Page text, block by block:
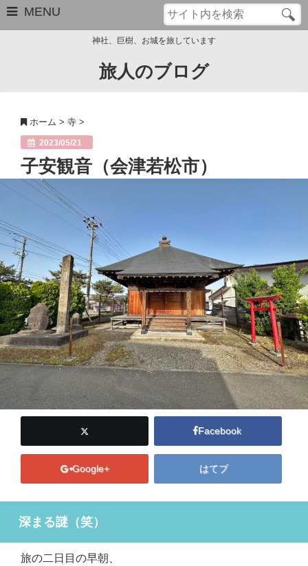
MENU
サイトマップ
管理人のプロフィール
神社、巨樹、お城を旅しています
旅人のブログ
ホーム > 寺 >
2023/05/21
子安観音（会津若松市）
Facebook
Google+ はてブ
深まる謎（笑）
旅の二日目の早朝、